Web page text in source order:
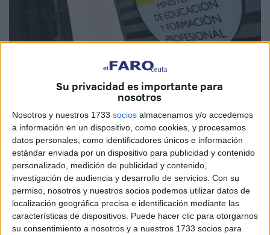
Su privacidad es importante para
nosotros
Nosotros y nuestros 1733 socios almacenamos y/o accedemos
a información en un dispositivo, como cookies, y procesamos
datos personales, como identificadores únicos e información
estándar enviada por un dispositivo para publicidad y contenido
personalizado, medición de publicidad y contenido,
investigación de audiencia y desarrollo de servicios. Con su
permiso, nosotros y nuestros socios podemos utilizar datos de
localización geográfica precisa e identificación mediante las
características de dispositivos. Puede hacer clic para otorgarnos
su consentimiento a nosotros y a nuestros 1733 socios para
Imagen de archivo
El Ministerio de Educación y Formación Profesional
MEFP) ha abierto el plazo de presentación de solicitudes
para la obtención deltítulo de Bachiller para las
personas mayores de 20 añosde edad para los
residentes de Ceuta yMelilla, que se encontrará abierto
hasta el próximo 10 de diciembre.